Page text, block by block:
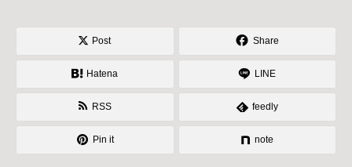
Post Share
Hatena LINE
RSS feedly
Pin it note